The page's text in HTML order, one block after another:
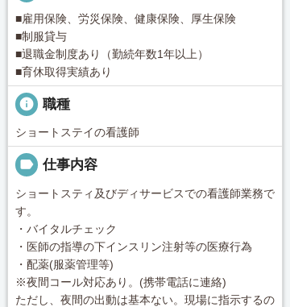
■雇用保険、労災保険、健康保険、厚生保険
■制服貸与
■退職金制度あり（勤続年数1年以上）
■育休取得実績あり
info 職種
ショートステイの看護師
label 仕事内容
ショートスティ及びディサービスでの看護師業務で
す。
・バイタルチェック
・医師の指導の下インスリン注射等の医療行為
・配薬(服薬管理等)
※夜間コール対応あり。(携帯電話に連絡)
ただし、夜間の出動は基本ない。現場に指示するの